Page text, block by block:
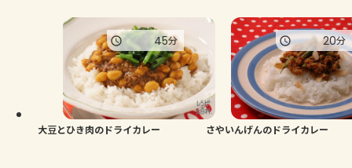
大豆とひき肉のドライカレー
45分
さやいんげんのドライカレー
20分